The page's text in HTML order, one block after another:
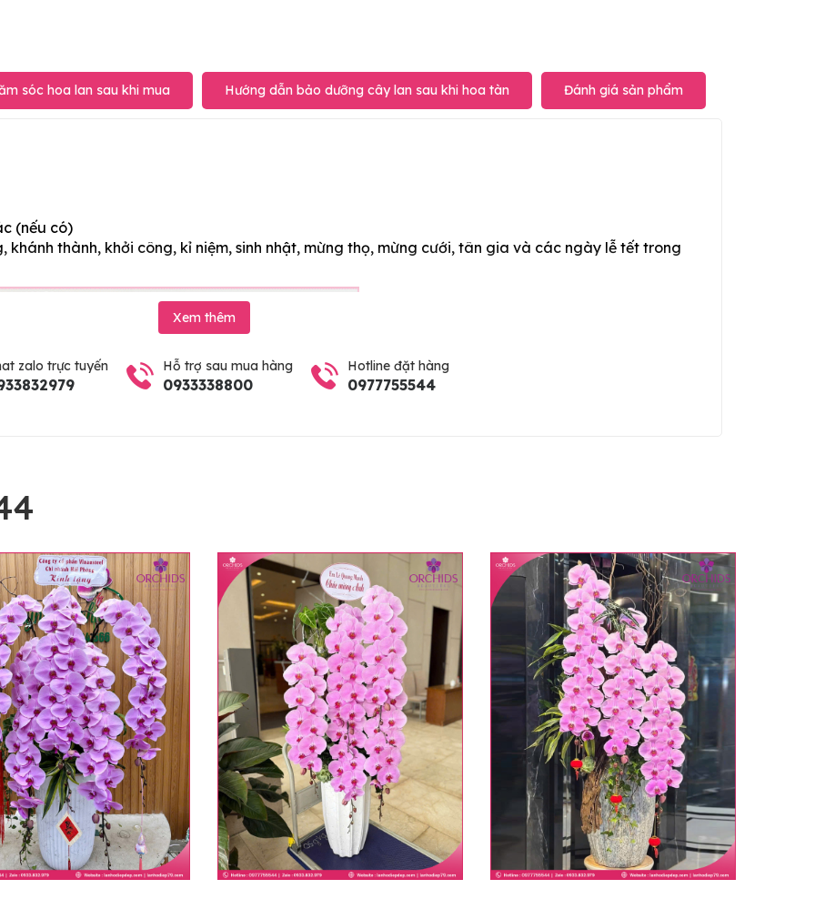
sóc hoa lan sau khi mua Hướng dẫn bảo dưỡng cây lan sau khi hoa tàn Đánh giá sản phẩm
(nếu có)
khánh thành, khởi công, kỉ niệm, sinh nhật, mừng thọ, mừng cưới, tân gia và các ngày lễ tết trong
Xem thêm
zalo trực tuyến Hỗ trợ sau mua hàng
0933338800
Hotline đặt hàng
0977755544